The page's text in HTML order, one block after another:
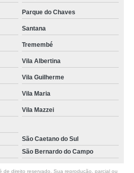
Parque do Chaves
Santana
Tremembé
Vila Albertina
Vila Guilherme
Vila Maria
Vila Mazzei
São Caetano do Sul
São Bernardo do Campo
direito reservado. Sua reprodução, parcial ou